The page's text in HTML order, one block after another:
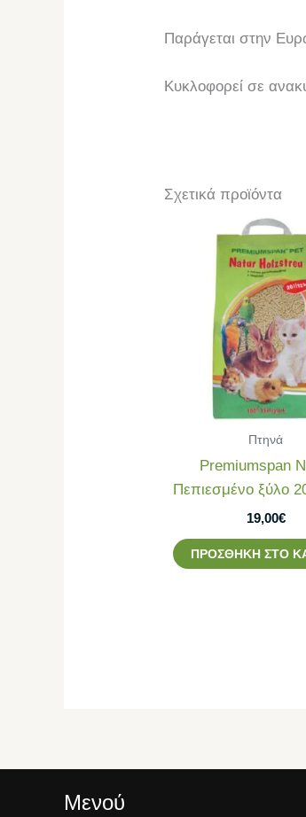
Παράγεται στην
Κυκλοφορεί σε
Σχετικά προϊόντα
Πτηνά
Premiumspan
Πεπιεσμένο ξύλο
19,00€
ΠΡΟΣΘΉΚΗ ΣΤΟ
Μενού